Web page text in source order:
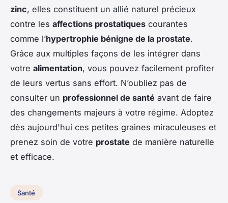
zinc, elles constituent un allié naturel précieux
contre les affections prostatiques courantes
comme l’hypertrophie bénigne de la prostate.
Grâce aux multiples façons de les intégrer dans
votre alimentation, vous pouvez facilement profiter
de leurs vertus sans effort. N’oubliez pas de
consulter un professionnel de santé avant de faire
des changements majeurs à votre régime. Adoptez
dès aujourd'hui ces petites graines miraculeuses et
prenez soin de votre prostate de manière naturelle
et efficace.
Santé